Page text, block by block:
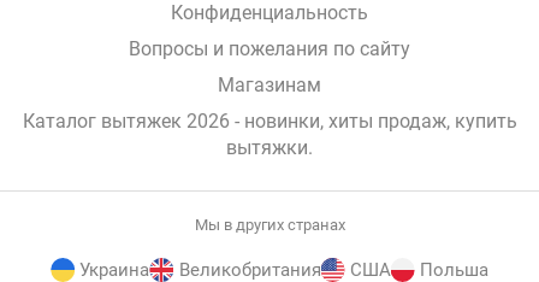
Конфиденциальность
Вопросы и пожелания по сайту
Магазинам
Каталог вытяжек 2026 - новинки, хиты продаж, купить
вытяжки.
Мы в других странах
Украина Великобритания США Польша